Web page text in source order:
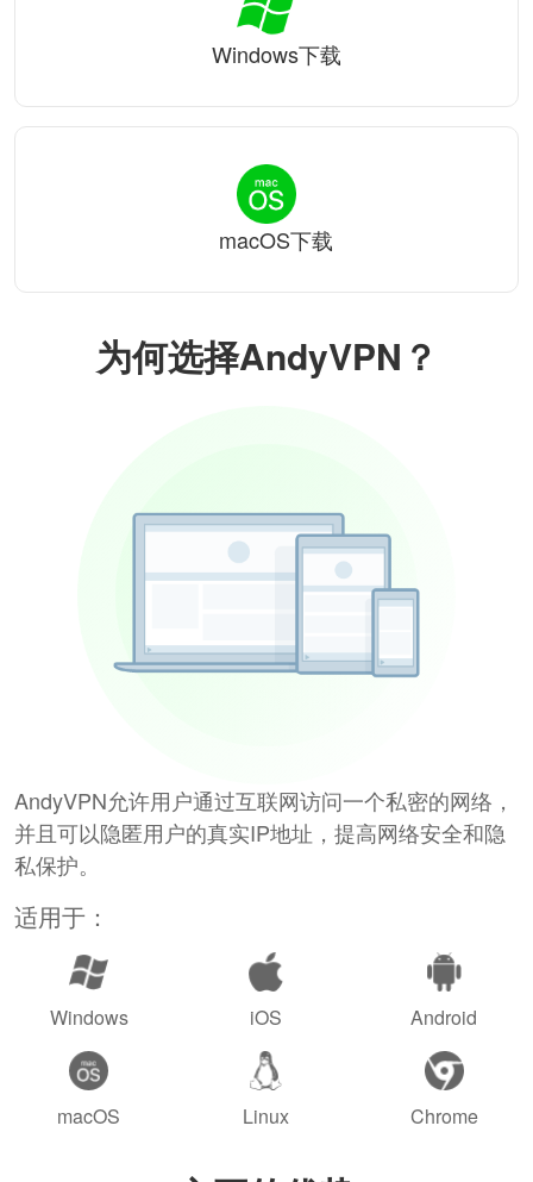
为何选择AndyVPN？
AndyVPN允许用户通过互联网访问一个私密的网络，
并且可以隐匿用户的真实IP地址，提高网络安全和隐
私保护。
适用于：
Windows iOS Android
macOS Linux Chrome
Windows下载
macOS下载